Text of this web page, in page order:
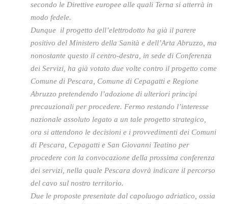
secondo le Direttive europee alle quali Terna si atterrà in
modo fedele.
Dunque il progetto dell’elettrodotto ha già il parere
positivo del Ministero della Sanità e dell’Arta Abruzzo, ma
nonostante questo il centro-destra, in sede di Conferenza
dei Servizi, ha già votato due volte contro il progetto come
Comune di Pescara, Comune di Cepagatti e Regione
Abruzzo pretendendo l’adozione di ulteriori principi
precauzionali per procedere. Fermo restando l’interesse
nazionale assoluto legato a un tale progetto strategico,
ora si attendono le decisioni e i provvedimenti dei Comuni
di Pescara, Cepagatti e San Giovanni Teatino per
procedere con la convocazione della prossima conferenza
dei servizi, nella quale Pescara dovrà indicare il percorso
del cavo sul nostro territorio.
Due le proposte presentate dal capoluogo adriatico, ossia